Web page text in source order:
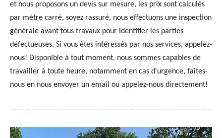
et nous proposons un devis sur mesure, les prix sont calculés
par mètre carré, soyez rassuré, nous effectuons une inspection
générale avant tous travaux pour identifier les parties
défectueuses. Si vous êtes intéressés par nos services, appelez-
nous! Disponible à tout moment, nous sommes capables de
travailler à toute heure, notamment en cas d'urgence, faites-
nous en nous envoyer un email ou appelez-nous directement!